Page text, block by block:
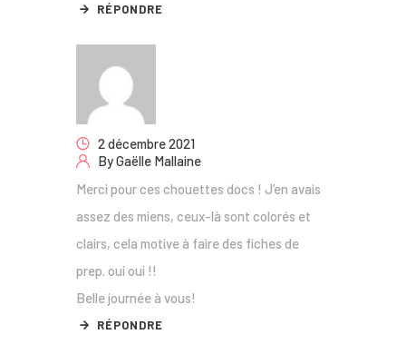
RÉPONDRE
2 décembre 2021
ByGaëlle Mallaine
Merci pour ces chouettes docs ! J’en avais
assez des miens, ceux-là sont colorés et
clairs, cela motive à faire des fiches de
prep. oui oui !!
Belle journée à vous!
RÉPONDRE